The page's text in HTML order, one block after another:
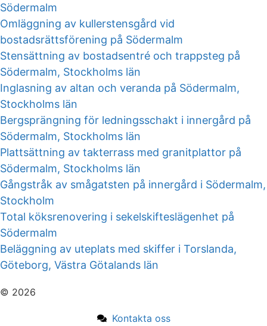
Södermalm
Omläggning av kullerstensgård vid
bostadsrättsförening på Södermalm
Stensättning av bostadsentré och trappsteg på
Södermalm, Stockholms län
Inglasning av altan och veranda på Södermalm,
Stockholms län
Bergsprängning för ledningsschakt i innergård på
Södermalm, Stockholms län
Plattsättning av takterrass med granitplattor på
Södermalm, Stockholms län
Gångstråk av smågatsten på innergård i Södermalm,
Stockholm
Total köksrenovering i sekelskifteslägenhet på
Södermalm
Beläggning av uteplats med skiffer i Torslanda,
Göteborg, Västra Götalands län
© 2026
Kontakta oss